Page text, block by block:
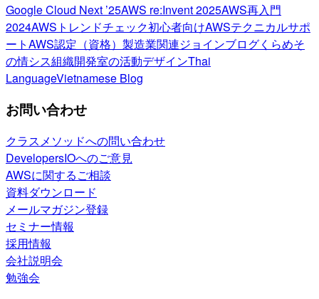
Google Cloud Next ’25AWS re:Invent 2025AWS再入門
2024AWSトレンドチェック初心者向けAWSテクニカルサポ
ートAWS認定（資格） 製造業関連ジョインブログくらめそ
の情シス組織開発室の活動デザインThai
LanguageVietnamese Blog
お問い合わせ
クラスメソッドへの問い合わせ
DevelopersIOへのご意見
AWSに関するご相談
資料ダウンロード
メールマガジン登録
セミナー情報
採用情報
会社説明会
勉強会